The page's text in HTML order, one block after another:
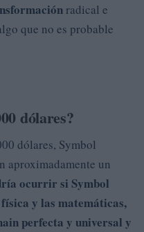
radical e
que no es probable
dólares?
dólares, Symbol
aproximadamente un
ocurrir si Symbol
física y las matemáticas,
perfecta y universal y